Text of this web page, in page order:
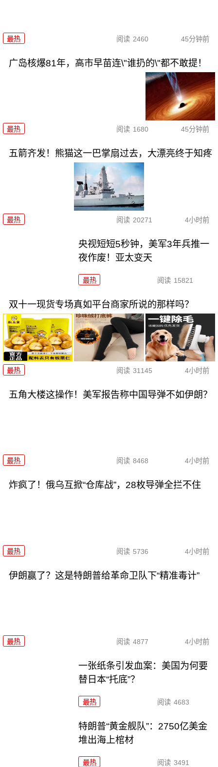
最热 阅读 2460 45分钟前
广岛核爆81年，高市早苗连\"谁扔的\"都不敢提！
最热 阅读 1680 45分钟前
五箭齐发！熊猫这一巴掌扇过去，大漂亮终于知疼
最热 阅读 20271 4小时前
央视短短5秒钟，美军3年兵推一
夜作废！亚太变天
最热 阅读 15821
双十一现货专场真如平台商家所说的那样吗？
最热 阅读 31145 4小时前
五角大楼这操作！美军报告称中国导弹不如伊朗？
最热 阅读 8468 4小时前
炸疯了！俄乌互掀“仓库战”，28枚导弹全拦不住
最热 阅读 5736 4小时前
伊朗赢了？这是特朗普给革命卫队下“精准毒计”
最热 阅读 4877 4小时前
一张纸条引发血案：美国为何要
替日本“托底”？
最热 阅读 4683
特朗普“黄金舰队”：2750亿美金
堆出海上棺材
最热 阅读 3491